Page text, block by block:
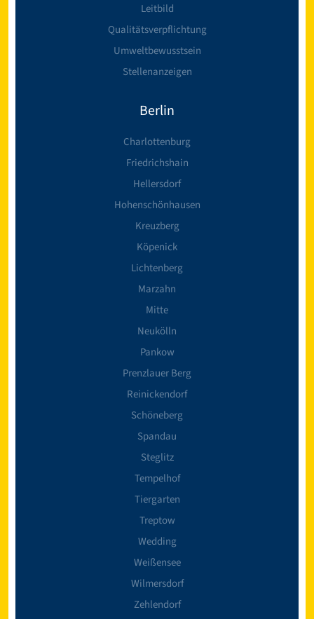
Leitbild
Qualitätsverpflichtung
Umweltbewusstsein
Stellenanzeigen
Berlin
Charlottenburg
Friedrichshain
Hellersdorf
Hohenschönhausen
Kreuzberg
Köpenick
Lichtenberg
Marzahn
Mitte
Neukölln
Pankow
Prenzlauer Berg
Reinickendorf
Schöneberg
Spandau
Steglitz
Tempelhof
Tiergarten
Treptow
Wedding
Weißensee
Wilmersdorf
Zehlendorf